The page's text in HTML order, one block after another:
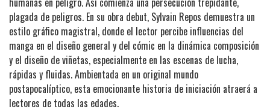
plagada de peligros. En su obra debut, Sylvain Repos demuestra un
estilo gráfico magistral, donde el lector percibe influencias del
manga en el diseño general y del cómic en la dinámica composición
y el diseño de viñetas, especialmente en las escenas de lucha,
rápidas y fluidas. Ambientada en un original mundo
postapocalíptico, esta emocionante historia de iniciación atraerá a
lectores de todas las edades.